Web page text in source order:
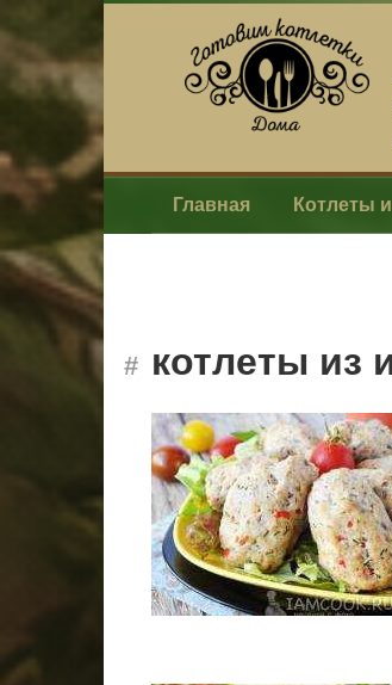
контенту
Главная Котлеты
котлеты из